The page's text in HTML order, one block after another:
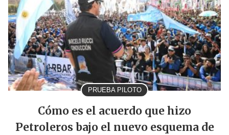
PRUEBA PILOTO
Cómo es el acuerdo que hizo
Petroleros bajo el nuevo esquema de